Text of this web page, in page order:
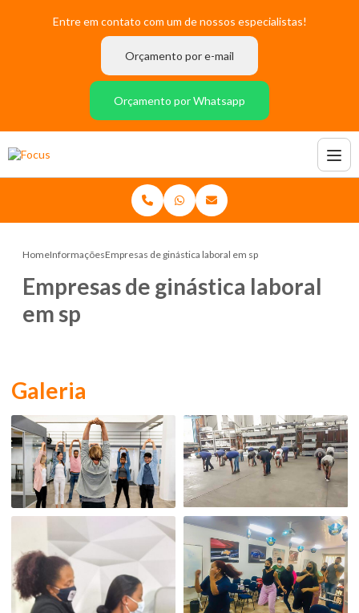
Entre em contato com um de nossos especialistas!
Orçamento por e-mail
Orçamento por Whatsapp
HomeInformaçõesEmpresas de ginástica laboral em sp
Empresas de ginástica laboral
em sp
Galeria